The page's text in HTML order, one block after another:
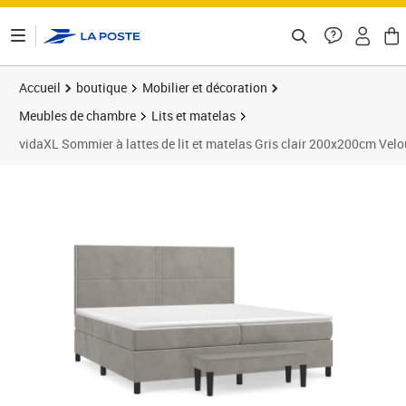
Accueil boutique
Mobilier et décoration
Meubles de chambre
Lits et matelas
vidaXL Sommier à lattes de lit et matelas Gris clair 200x200cm